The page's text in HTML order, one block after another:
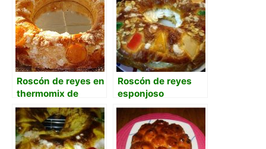
Roscón de reyes en
thermomix de
Mafalda
Roscón de reyes
esponjoso